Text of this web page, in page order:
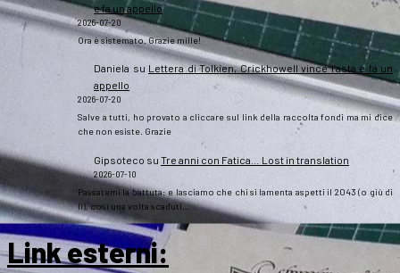
e fa un appello
2026-07-20
Ora è sistemato. Grazie mille!
Daniela su Lettera di Tolkien, Crickhowell vince l’asta e fa un
appello
2026-07-20
Salve a tutti, ho provato a cliccare sul link della raccolta fondi ma mi dice
che non esiste. Grazie
Gipsoteco su Tre anni con Fatica… Lost in translation
2026-07-10
Passatemi la battuta: e lasciamo che chi si lamenta aspetti il 2043 (o giù di
lì), così una volta scaduti…
Link esterni: